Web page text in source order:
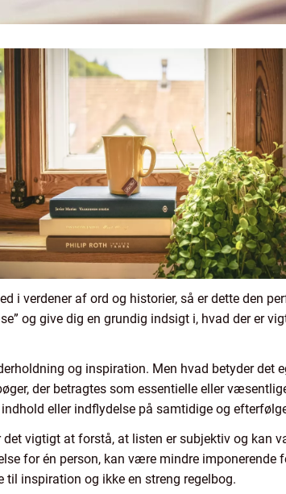
i verdener af ord og historier, så er dette den
og give dig en grundig indsigt i, hvad der er
og inspiration. Men hvad betyder det
der betragtes som essentielle eller
eller indflydelse på samtidige og
vigtigt at forstå, at listen er subjektiv og kan
for én person, kan være mindre imponerende
inspiration og ikke en streng regelbog.